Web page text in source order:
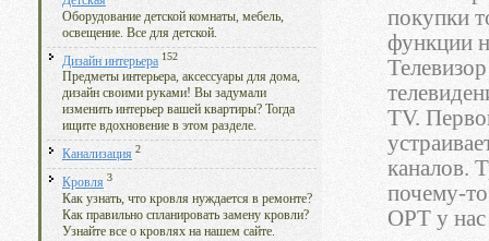
Оборудование детской комнаты, мебель,
освещение. Все для детской.
Дизайн интерьера 152
Предметы интерьера, аксессуары для дома,
дизайн своими руками! Вы задумали
изменить интерьер вашей квартиры? Тогда
ищите вдохновение в этом разделе.
Канализация 2
Кровля 3
Как узнать, что кровля нуждается в ремонте?
Как правильно спланировать замену кровли?
Узнайте все о кровлях на нашем сайте.
покупки
функции
TV.
каналов.
почему-
ОРТ у